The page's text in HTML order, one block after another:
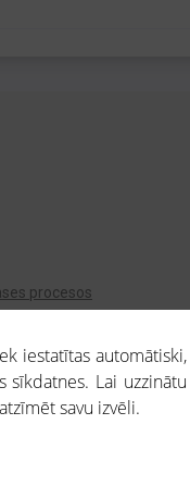
procesos
spēka. Portāla lietotājs,
iestatītas automātiski,
sīkdatnes. Lai uzzinātu
savu izvēli.